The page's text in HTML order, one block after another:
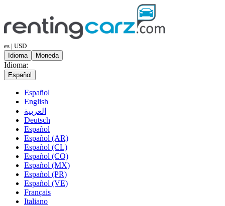
es | USD
Idioma
Moneda
Idioma:
Español
Español
English
العربية
Deutsch
Español
Español (AR)
Español (CL)
Español (CO)
Español (MX)
Español (PR)
Español (VE)
Français
Italiano